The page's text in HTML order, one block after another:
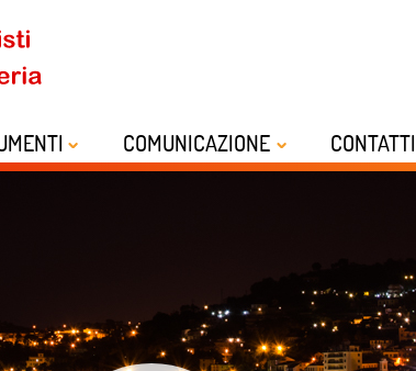
COMUNICAZIONE CONTATTI